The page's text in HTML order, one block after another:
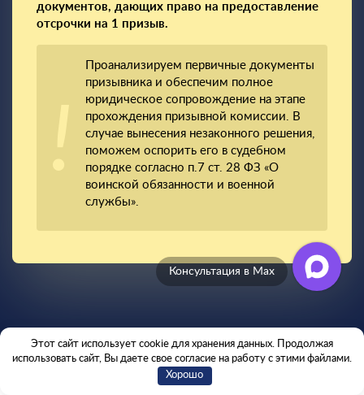
документов, дающих право на предоставление
отсрочки на 1 призыв.
Проанализируем первичные документы
призывника и обеспечим полное
юридическое сопровождение на этапе
прохождения призывной комиссии. В
случае вынесения незаконного решения,
поможем оспорить его в судебном
порядке согласно п.7 ст. 28 ФЗ «О
воинской обязанности и военной
службы».
Отзывы клиентов
Этот сайт использует cookie для хранения данных. Продолжая
использовать сайт, Вы даете свое согласие на работу с этими файлами.
Хорошо